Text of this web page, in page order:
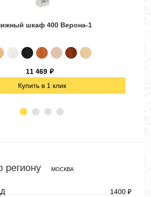
шкаф 400 Верона-1
11 469 ₽
Купить в 1 клик
региону МОСКВА
1400 ₽